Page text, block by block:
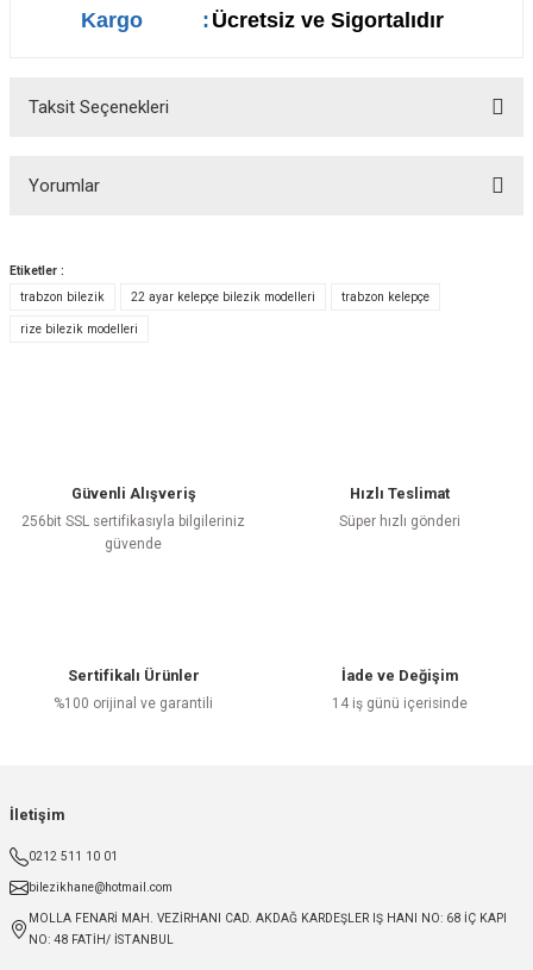
Kargo
: Ücretsiz ve Sigortalıdır
Taksit Seçenekleri
Yorumlar
Bu ürüne ilk yorumu siz yapın!
Etiketler :
trabzon bilezik
22 ayar kelepçe bilezik modelleri trabzon kelepçe
rize bilezik modelleri
Güvenli Alışveriş
256bit SSL sertifikasıyla bilgileriniz
güvende
Hızlı Teslimat
Süper hızlı gönderi
Sertifikalı Ürünler
%100 orijinal ve garantili
İade ve Değişim
14 iş günü içerisinde
İletişim
0212 511 10 01
bilezikhane@hotmail.com
MOLLA FENARİ MAH. VEZİRHANI CAD. AKDAĞ KARDEŞLER IŞ HANI NO: 68 İÇ KAPI
NO: 48 FATİH/ İSTANBUL